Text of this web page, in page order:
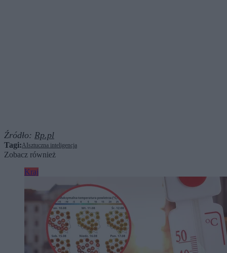
Źródło: Rp.pl
Tagi:AI sztuczna inteligencja
Zobacz również
Kraj